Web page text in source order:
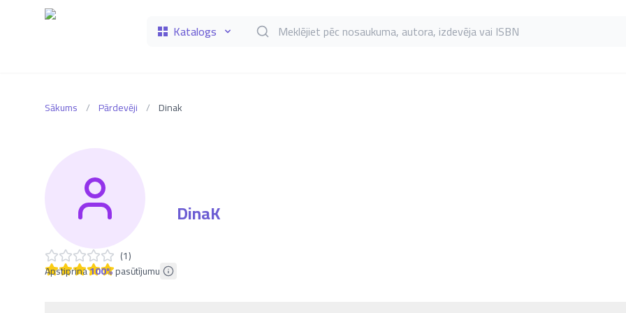
Katalogs Meklēt grāmatas pēc nosaukuma, autora, izdevēja vai ISBN
Sākums / Pārdevēji / Dinak
(1)
Apstiprina100%pasūtījumu
DinaK